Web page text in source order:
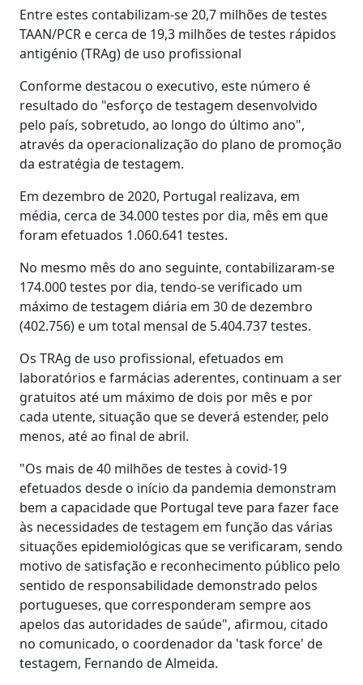
Entre estes contabilizam-se 20,7 milhões de testes
TAAN/PCR e cerca de 19,3 milhões de testes rápidos
antigénio (TRAg) de uso profissional
Conforme destacou o executivo, este número é
resultado do "esforço de testagem desenvolvido
pelo país, sobretudo, ao longo do último ano",
através da operacionalização do plano de promoção
da estratégia de testagem.
Em dezembro de 2020, Portugal realizava, em
média, cerca de 34.000 testes por dia, mês em que
foram efetuados 1.060.641 testes.
No mesmo mês do ano seguinte, contabilizaram-se
174.000 testes por dia, tendo-se verificado um
máximo de testagem diária em 30 de dezembro
(402.756) e um total mensal de 5.404.737 testes.
Os TRAg de uso profissional, efetuados em
laboratórios e farmácias aderentes, continuam a ser
gratuitos até um máximo de dois por mês e por
cada utente, situação que se deverá estender, pelo
menos, até ao final de abril.
"Os mais de 40 milhões de testes à covid-19
efetuados desde o início da pandemia demonstram
bem a capacidade que Portugal teve para fazer face
às necessidades de testagem em função das várias
situações epidemiológicas que se verificaram, sendo
motivo de satisfação e reconhecimento público pelo
sentido de responsabilidade demonstrado pelos
portugueses, que corresponderam sempre aos
apelos das autoridades de saúde", afirmou, citado
no comunicado, o coordenador da 'task force' de
testagem, Fernando de Almeida.